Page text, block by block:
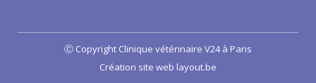
Ⓒ Copyright Clinique vétérinaire V24 à Paris
Création site web layout.be